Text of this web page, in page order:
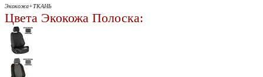
Экокожа+ТКАНЬ
Цвета Экокожа Полоска: